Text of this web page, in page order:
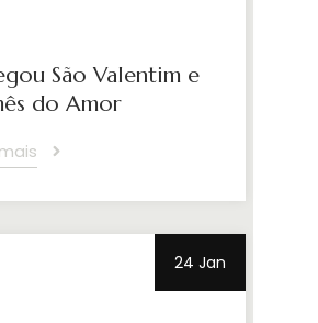
São Valentim e
do Amor
24 Jan